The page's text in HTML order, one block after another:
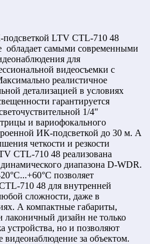
LTV CTL-710 48
обладает самыми современными
для
видеосъемки с
реалистичное
детализацией в условиях
гарантируется
1/4"
и вариофокального
ИК-подсветкой до 30 м. А
четкости и резкости
CTL-710 48 реализована
диапазона D-WDR.
позволяет
710 48 для внутренней
сложности, даже в
А компактные габариты,
лаконичный дизайн не только
устройства, но и позволяют
видеонаблюдение за объектом.